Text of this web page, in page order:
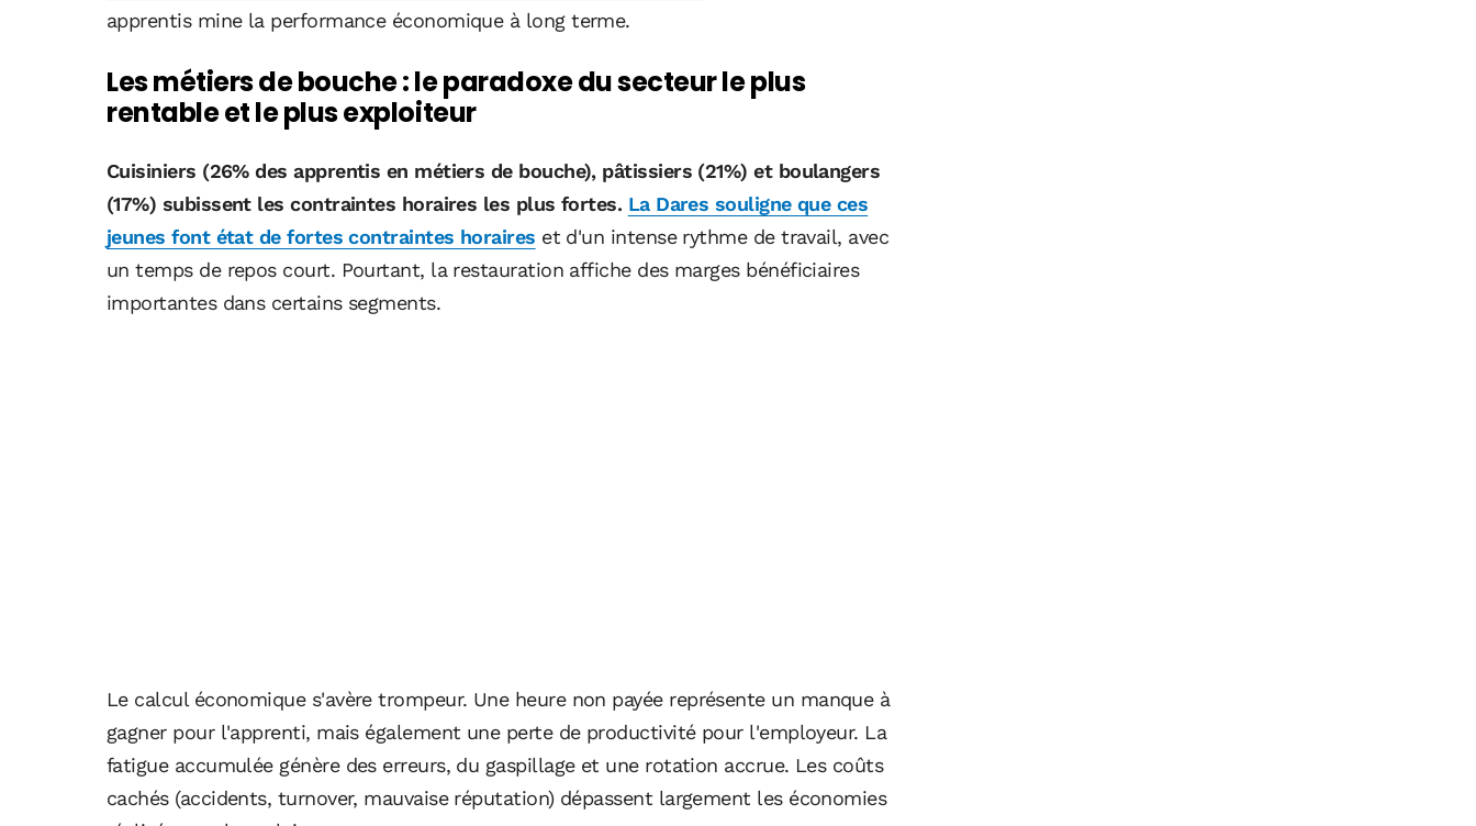
apprentis mine la performance économique à long terme.
Les métiers de bouche : le paradoxe du secteur le plus
rentable et le plus exploiteur
Cuisiniers (26% des apprentis en métiers de bouche), pâtissiers (21%) et boulangers
(17%) subissent les contraintes horaires les plus fortes. La Dares souligne que ces
jeunes font état de fortes contraintes horaires et d'un intense rythme de travail, avec
un temps de repos court. Pourtant, la restauration affiche des marges bénéficiaires
importantes dans certains segments.
Le calcul économique s'avère trompeur. Une heure non payée représente un manque à
gagner pour l'apprenti, mais également une perte de productivité pour l'employeur. La
fatigue accumulée génère des erreurs, du gaspillage et une rotation accrue. Les coûts
cachés (accidents, turnover, mauvaise réputation) dépassent largement les économies